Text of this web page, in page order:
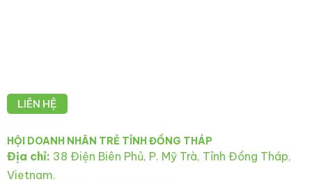
LIÊN HỆ
HỘI DOANH NHÂN TRẺ TỈNH ĐỒNG THÁP
Địa chỉ: 38 Điện Biên Phủ, P. Mỹ Trà, Tỉnh Đồng Tháp,
Vietnam.